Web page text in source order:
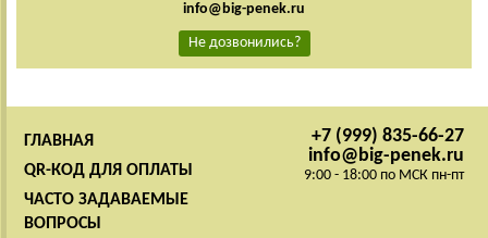
info@big-penek.ru
Не дозвонились?
+7 (999) 835-66-27
info@big-penek.ru
9:00 - 18:00 по МСК пн-пт
ГЛАВНАЯ
QR-КОД ДЛЯ ОПЛАТЫ
ЧАСТО ЗАДАВАЕМЫЕ
ВОПРОСЫ